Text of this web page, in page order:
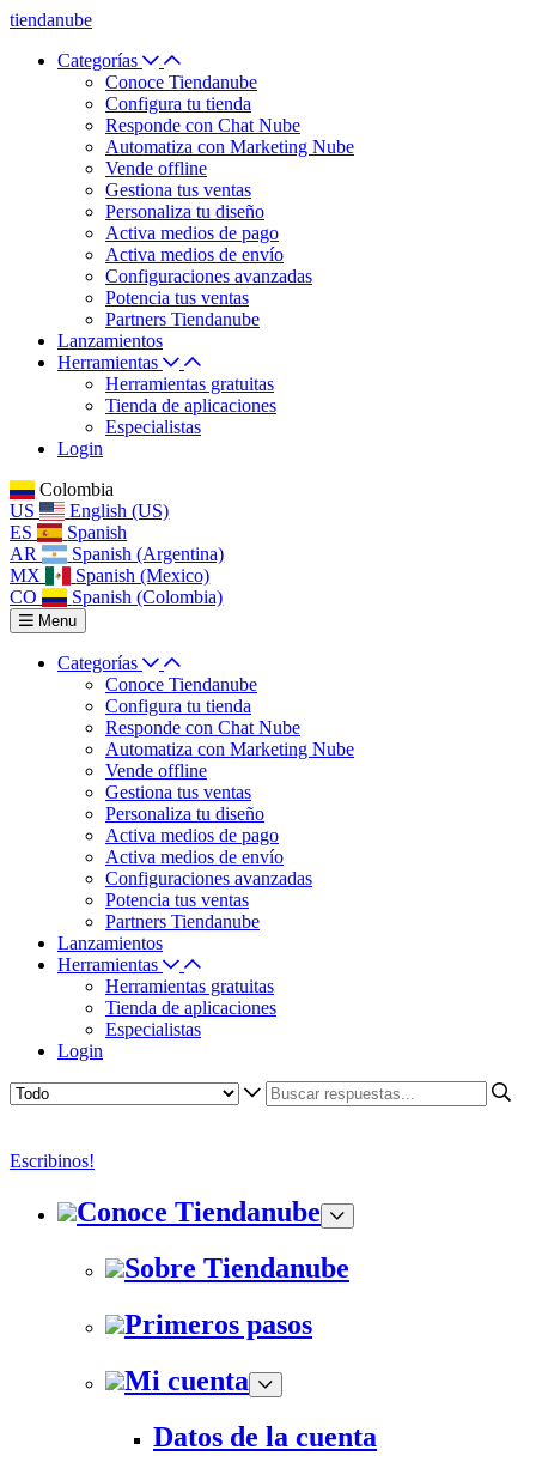
tiendanube
Categorías
Conoce Tiendanube
Configura tu tienda
Responde con Chat Nube
Automatiza con Marketing Nube
Vende offline
Gestiona tus ventas
Personaliza tu diseño
Activa medios de pago
Activa medios de envío
Configuraciones avanzadas
Potencia tus ventas
Partners Tiendanube
Lanzamientos
Herramientas
Herramientas gratuitas
Tienda de aplicaciones
Especialistas
Login
Colombia
US
English (US)
ES
Spanish
AR
Spanish (Argentina)
MX
Spanish (Mexico)
CO
Spanish (Colombia)
Menu
Categorías
Conoce Tiendanube
Configura tu tienda
Responde con Chat Nube
Automatiza con Marketing Nube
Vende offline
Gestiona tus ventas
Personaliza tu diseño
Activa medios de pago
Activa medios de envío
Configuraciones avanzadas
Potencia tus ventas
Partners Tiendanube
Lanzamientos
Herramientas
Herramientas gratuitas
Tienda de aplicaciones
Especialistas
Login
Escribinos!
Conoce Tiendanube
Sobre Tiendanube
Primeros pasos
Mi cuenta
Datos de la cuenta